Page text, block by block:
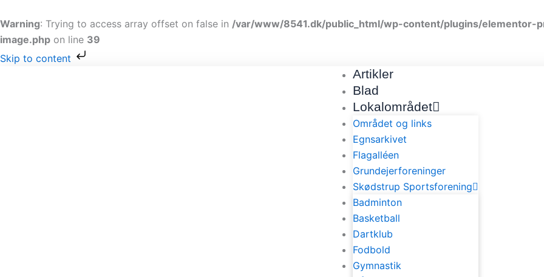
Warning: Trying to access array offset on false in /var/www/8541.dk/public_html/wp-content/plugins/
image.php on line 39
Skip to content
til
indholdet
Artikler
Blad
Lokalområdet
Området og links
Egnsarkivet
Flagalléen
Grundejerforeninger
Skødstrup Sportsforening
Badminton
Basketball
Dartklub
Fodbold
Gymnastik